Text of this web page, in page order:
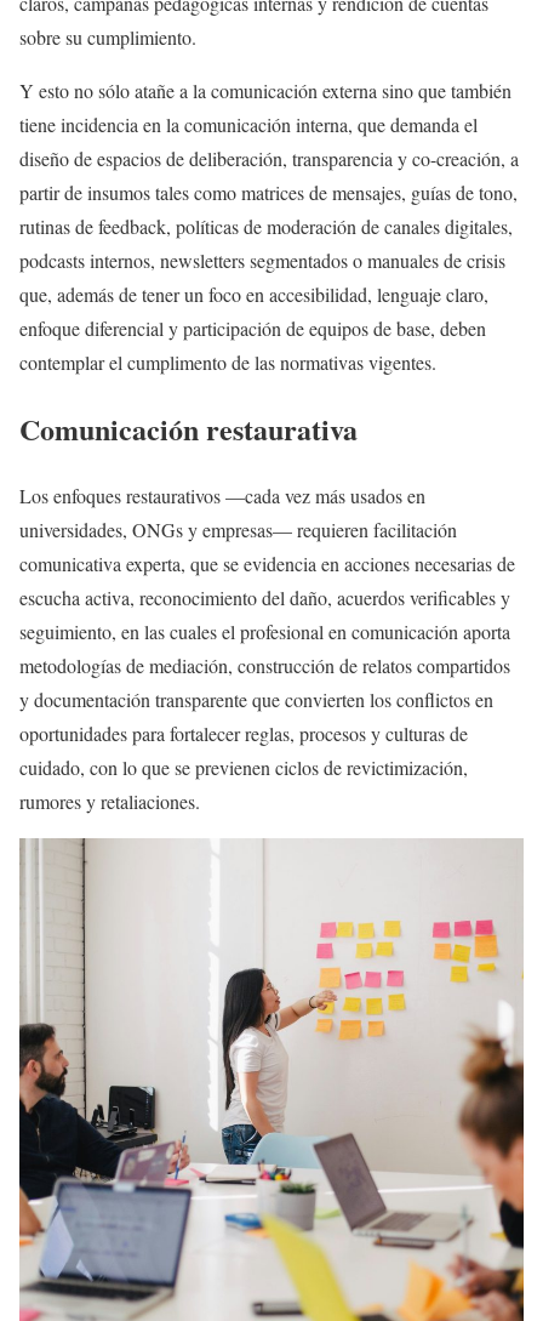
sobre su cumplimiento.
Y esto no sólo atañe a la comunicación externa sino que también
tiene incidencia en la comunicación interna, que demanda el
diseño de espacios de deliberación, transparencia y co-creación, a
partir de insumos tales como matrices de mensajes, guías de tono,
rutinas de feedback, políticas de moderación de canales digitales,
podcasts internos, newsletters segmentados o manuales de crisis
que, además de tener un foco en accesibilidad, lenguaje claro,
enfoque diferencial y participación de equipos de base, deben
contemplar el cumplimento de las normativas vigentes.
Comunicación restaurativa
Los enfoques restaurativos —cada vez más usados en
universidades, ONGs y empresas— requieren facilitación
comunicativa experta, que se evidencia en acciones necesarias de
escucha activa, reconocimiento del daño, acuerdos verificables y
seguimiento, en las cuales el profesional en comunicación aporta
metodologías de mediación, construcción de relatos compartidos
y documentación transparente que convierten los conflictos en
oportunidades para fortalecer reglas, procesos y culturas de
cuidado, con lo que se previenen ciclos de revictimización,
rumores y retaliaciones.